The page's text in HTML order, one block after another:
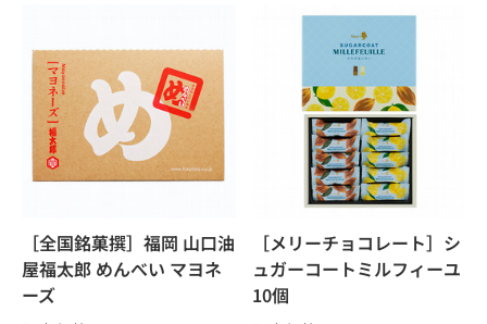
［全国銘菓撰］福岡 山口油
屋福太郎 めんべい マヨネ
ーズ
［メリーチョコレート］シ
ュガーコートミルフィーユ
10個